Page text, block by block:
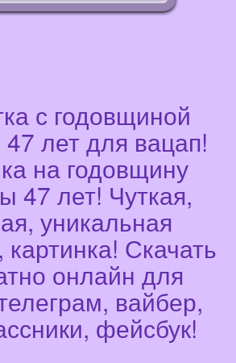
с годовщиной
лет для вацап!
на годовщину
47 лет! Чуткая,
уникальная
картинка! Скачать
онлайн для
вайбер,
фейсбук!